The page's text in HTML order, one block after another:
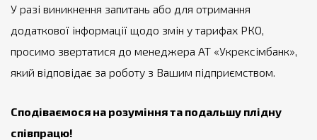
У разі виникнення запитань або для отримання
додаткової інформації щодо змін у тарифах РКО,
просимо звертатися до менеджера АТ «Укрексімбанк»,
який відповідає за роботу з Вашим підприємством.
Сподіваємося на розуміння та подальшу плідну
співпрацю!